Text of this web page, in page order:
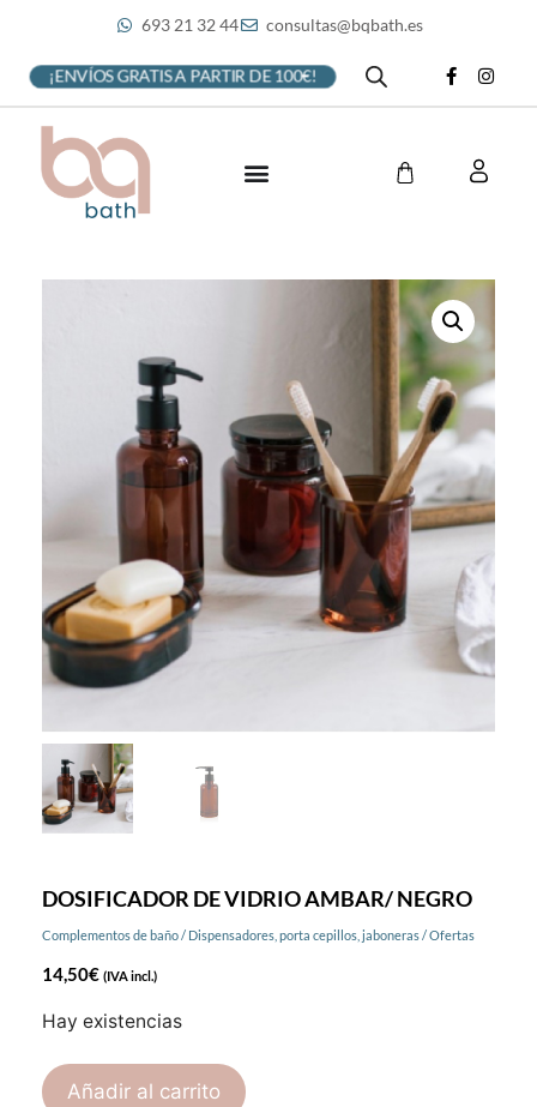
693 21 32 44 consultas@bqbath.es
¡ENVÍOS GRATIS A PARTIR DE 100€!
DOSIFICADOR DE VIDRIO AMBAR/ NEGRO
Complementos de baño/ Dispensadores, porta cepillos, jaboneras/Ofertas
14,50€ (IVA incl.)
Hay existencias
Añadir al carrito